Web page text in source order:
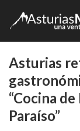
Asturias
“Cocina
Paraíso”